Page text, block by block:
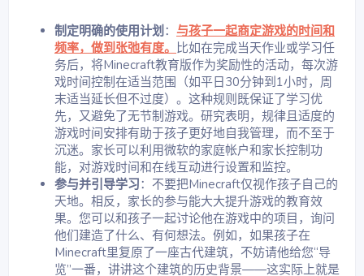
制定明确的使用计划 ： 与孩子一起商定游戏的时间和
频率，做到张弛有度。 比如在完成当天作业或学习任
务后，将Minecraft教育版作为奖励性的活动，每次游
戏时间控制在适当范围（如平日30分钟到1小时，周
末适当延长但不过度）。这种规则既保证了学习优
先，又避免了无节制游戏。研究表明，规律且适度的
游戏时间安排有助于孩子更好地自我管理，而不至于
沉迷。家长可以利用微软的家庭帐户和家长控制功
能，对游戏时间和在线互动进行设置和监控。
参与并引导学习：不要把Minecraft仅视作孩子自己的
天地。相反，家长的参与能大大提升游戏的教育效
果。您可以和孩子一起讨论他在游戏中的项目，询问
他们建造了什么、有何想法。例如，如果孩子在
Minecraft里复原了一座古代建筑，不妨请他给您“导
览”一番，讲讲这个建筑的历史背景——这实际上就是